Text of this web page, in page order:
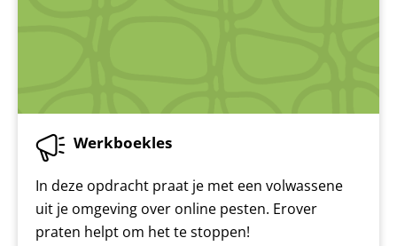
Werkboekles
In deze opdracht praat je met een volwassene
uit je omgeving over online pesten. Erover
praten helpt om het te stoppen!